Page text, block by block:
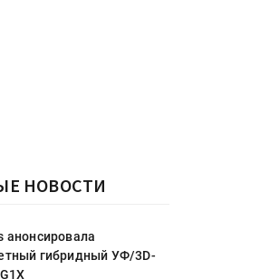
НОВОСТИ
анонсировала
гибридный УФ/3D-